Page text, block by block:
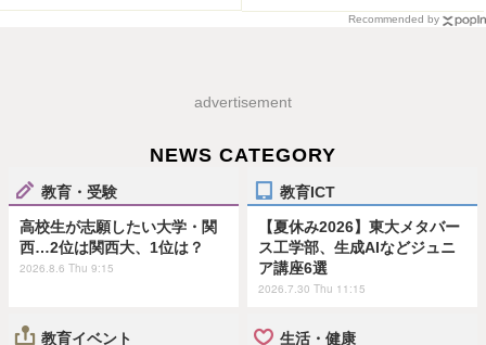
Recommended by
advertisement
NEWS CATEGORY
教育・受験
高校生が志願したい大学・関
西…2位は関西大、1位は？
2026.8.6 Thu 9:15
教育ICT
【夏休み2026】東大メタバー
ス工学部、生成AIなどジュニ
ア講座6選
2026.7.30 Thu 11:15
教育イベント 生活・健康